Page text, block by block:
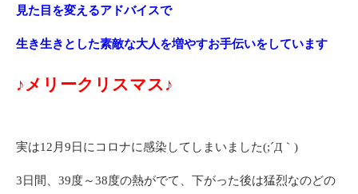
見た目を変えるアドバイスで
生き生きとした素敵な大人を増やすお手伝いをしています
♪メリークリスマス♪
実は12月9日にコロナに感染してしまいました(;´Д｀)
3日間、39度～38度の熱がでて、下がった後は猛烈なのどの